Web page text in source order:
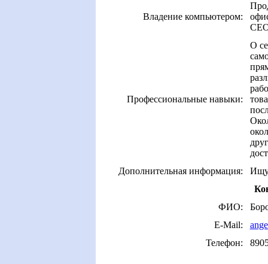
Владение компьютером:
Профессиональные навыки:
О
Дополнительная информация:
Ищу
ФИО:
E-Mail:
Телефон: